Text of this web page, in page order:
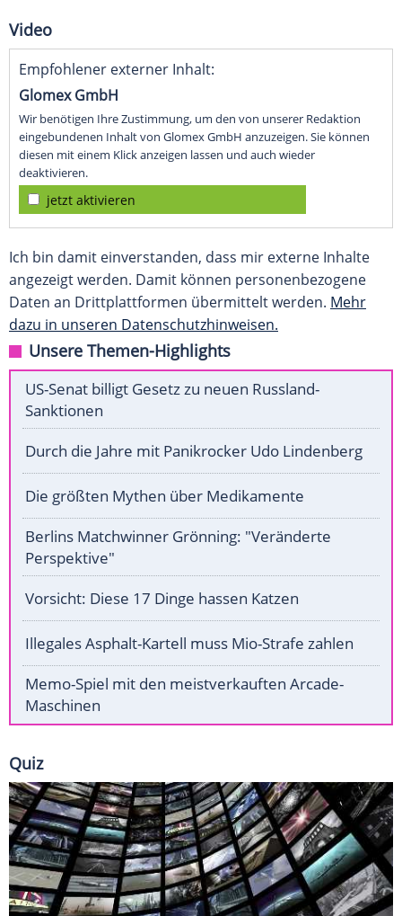
Video
Empfohlener externer Inhalt:
Glomex GmbH
Wir benötigen Ihre Zustimmung, um den von unserer Redaktion
eingebundenen Inhalt von Glomex GmbH anzuzeigen. Sie können
diesen mit einem Klick anzeigen lassen und auch wieder
deaktivieren.
jetzt aktivieren
Ich bin damit einverstanden, dass mir externe Inhalte
angezeigt werden. Damit können personenbezogene
Daten an Drittplattformen übermittelt werden. Mehr
dazu in unseren Datenschutzhinweisen.
Unsere Themen-Highlights
US-Senat billigt Gesetz zu neuen Russland-
Sanktionen
Durch die Jahre mit Panikrocker Udo Lindenberg
Die größten Mythen über Medikamente
Berlins Matchwinner Grönning: "Veränderte
Perspektive"
Vorsicht: Diese 17 Dinge hassen Katzen
Illegales Asphalt-Kartell muss Mio-Strafe zahlen
Memo-Spiel mit den meistverkauften Arcade-
Maschinen
Quiz